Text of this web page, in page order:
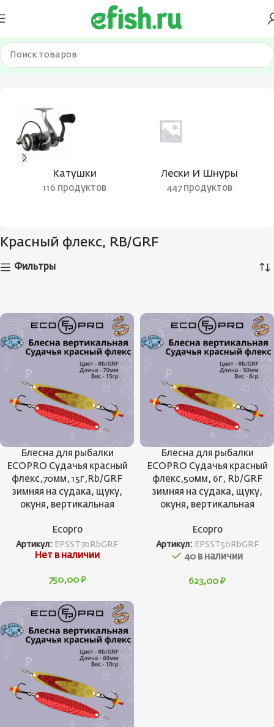
Главная Товар Цвет блесны Красный флекс, RB/GRF
Катушки
116 продуктов
Лески И Шнуры
447 продуктов
Красный флекс, RB/GRF
Фильтры
Блесна для рыбалки
ECOPRO Судачья красный
флекс,70мм, 15г,Rb/GRF
зимняя на судака, щуку,
окуня, вертикальная
Ecopro
Артикул: EPSST70RbGRF
Нет в наличии
750,00 ₽
Блесна для рыбалки
ECOPRO Судачья красный
флекс,50мм, 6г, Rb/GRF
зимняя на судака, щуку,
окуня, вертикальная
Ecopro
Артикул: EPSST50RbGRF
40 в наличии
623,00 ₽